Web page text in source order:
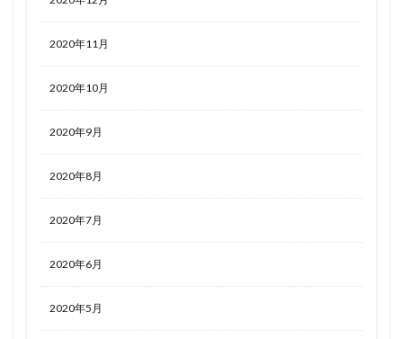
2020年11月
2020年10月
2020年9月
2020年8月
2020年7月
2020年6月
2020年5月